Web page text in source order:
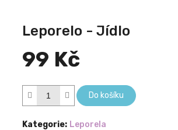
Leporelo - Jídlo
99 Kč
cena:
Do košíku
Kategorie: Leporela